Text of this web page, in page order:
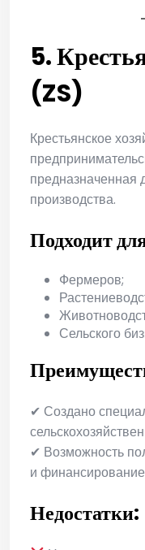
5.
(ZS)
Крестьянское
предназначенная
производства.
Подходит
Фермеров;
Сельского
✔ Создано
✔ Возможность
и
Недостатки: